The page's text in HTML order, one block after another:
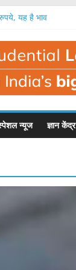
यह है भाव
लाख रुपये
बना 1.56 लाख
चेतावनी
न्यूज ज्ञान केंद्र